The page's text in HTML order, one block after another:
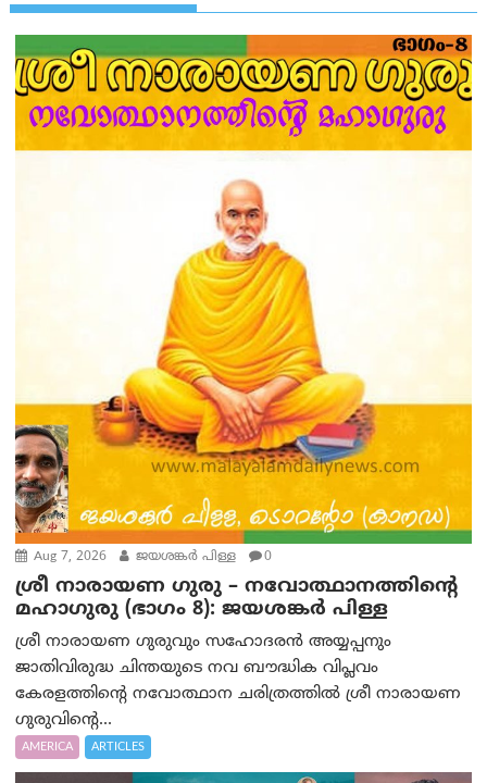
Aug 7, 2026 ജയശങ്കര്‍ പിള്ള 0
ശ്രീ നാരായണ ഗുരു – നവോത്ഥാനത്തിന്റെ
മഹാഗുരു (ഭാഗം 8): ജയശങ്കര്‍ പിള്ള
ശ്രീ നാരായണ ഗുരുവും സഹോദരൻ അയ്യപ്പനും
ജാതിവിരുദ്ധ ചിന്തയുടെ നവ ബൗദ്ധിക വിപ്ലവം
കേരളത്തിന്റെ നവോത്ഥാന ചരിത്രത്തിൽ ശ്രീ നാരായണ
ഗുരുവിന്റെ...
AMERICA ARTICLES